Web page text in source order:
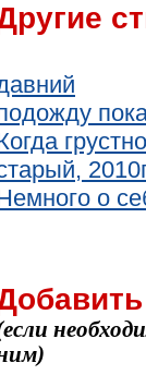
грустно
о